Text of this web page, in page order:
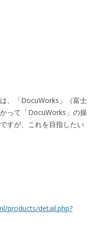
、「DocuWorks」（富士
って「DocuWorks」の操
すが、これを目指したい
products/detail.php?